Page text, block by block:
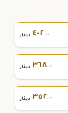
٤٠٢.٠٠ دينار
٣٦٨.٠٠ دينار
٣٥٢.٠٠ دينار